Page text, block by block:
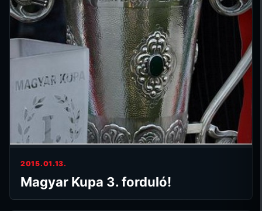
2015.01.13.
Magyar Kupa 3. forduló!